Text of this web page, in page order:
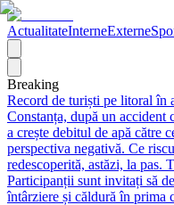
ActualitateInterneExterne
Breaking
Record de turiști pe litoral în
Constanța, după un accident
a crește debitul de apă către
perspectiva negativă. Ce
redescoperită, astăzi, la pas.
Participanții sunt invitați să
întârziere și căldură în prima